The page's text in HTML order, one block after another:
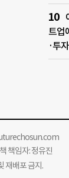
트업
·투
책임자: 정유진
배포 금지.